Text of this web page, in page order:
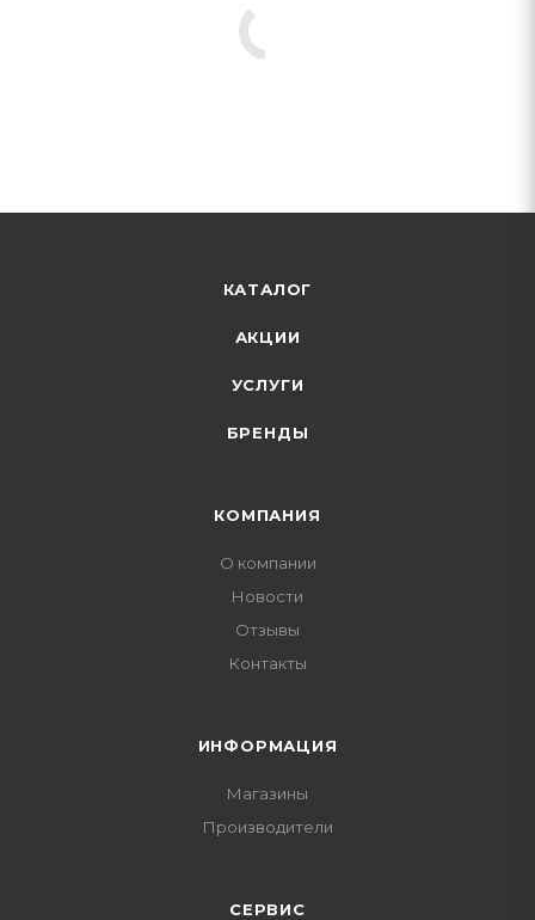
КАТАЛОГ
АКЦИИ
УСЛУГИ
БРЕНДЫ
КОМПАНИЯ
О компании
Новости
Отзывы
Контакты
ИНФОРМАЦИЯ
Магазины
Производители
СЕРВИС